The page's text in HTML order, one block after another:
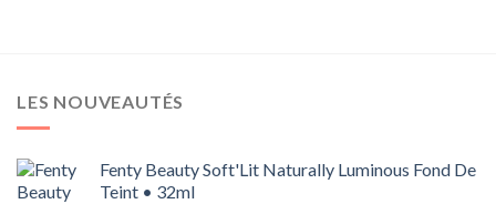
LES NOUVEAUTÉS
Fenty Beauty Soft'Lit Naturally Luminous Fond De
Teint • 32ml